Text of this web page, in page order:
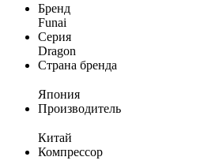
Бренд
Funai
Серия
Dragon
Страна бренда
Япония
Производитель
Китай
Компрессор